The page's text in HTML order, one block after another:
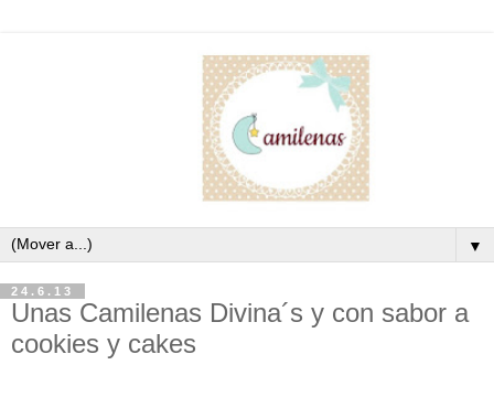
▼
24.6.13
Unas Camilenas Divina´s y con sabor a
cookies y cakes